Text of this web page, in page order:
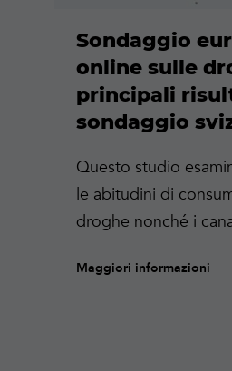
Sondaggio
online sulle
principali
sondaggio
Questo studio
le abitudini di
droghe nonché i
Maggiori informazioni